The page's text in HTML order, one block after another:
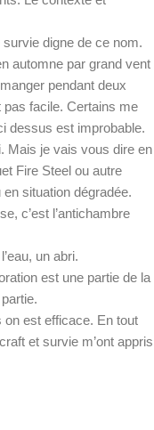
digne de ce nom.
automne par grand vent
pendant deux
pas facile. Certains me
dessus est improbable.
Mais je vais vous dire en
Fire Steel ou autre
en situation dégradée.
c’est l’antichambre
un abri.
est une partie de la
est efficace. En tout
et survie m’ont appris